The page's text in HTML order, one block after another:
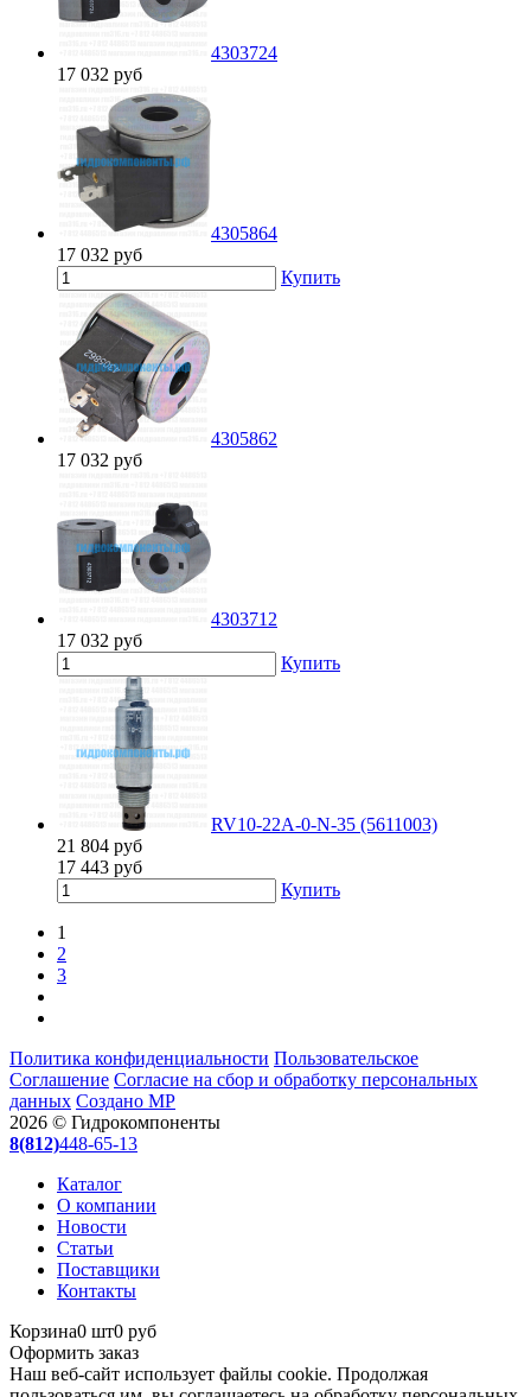
4303724
17 032 руб
4305864
17 032 руб
Купить
4305862
17 032 руб
4303712
17 032 руб
Купить
RV10-22A-0-N-35 (5611003)
21 804 руб
17 443 руб
Купить
1
2
3
Политика конфиденциальности Пользовательское
Соглашение Согласие на сбор и обработку персональных
данных Создано МР
2026 © Гидрокомпоненты
8(812)448-65-13
Каталог
О компании
Новости
Статьи
Поставщики
Контакты
Корзина0 шт0 руб
Оформить заказ
Наш веб-сайт использует файлы cookie. Продолжая